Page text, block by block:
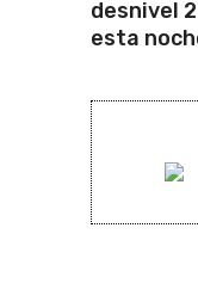
desnivel
esta